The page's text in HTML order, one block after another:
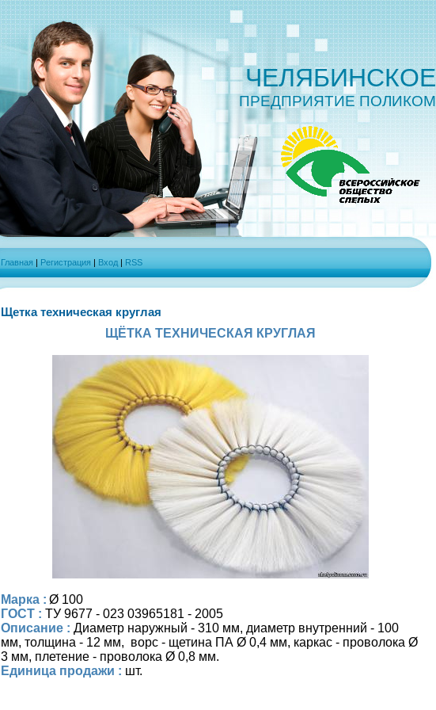
ЧЕЛЯБИНСКОЕ
ПРЕДПРИЯТИЕ ПОЛИКОМ
Главная | Регистрация | Вход | RSS
Щетка техническая круглая
ЩЁТКА ТЕХНИЧЕСКАЯ КРУГЛАЯ
Марка : Ø 100
ГОСТ : ТУ 9677 - 023 03965181 - 2005
Описание : Диаметр наружный - 310 мм, диаметр внутренний - 100
мм, толщина - 12 мм, ворс - щетина ПА Ø 0,4 мм, каркас - проволока Ø
3 мм, плетение - проволока Ø 0,8 мм.
Единица продажи : шт.